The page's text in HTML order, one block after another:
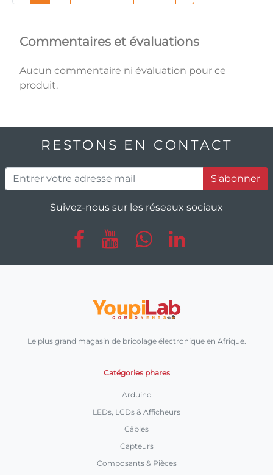
Commentaires et évaluations
Aucun commentaire ni évaluation pour ce
produit.
RESTONS EN CONTACT
S'abonner
Suivez-nous sur les réseaux sociaux
Le plus grand magasin de bricolage électronique en Afrique.
Catégories phares
Arduino
LEDs, LCDs & Afficheurs
Câbles
Capteurs
Composants & Pièces